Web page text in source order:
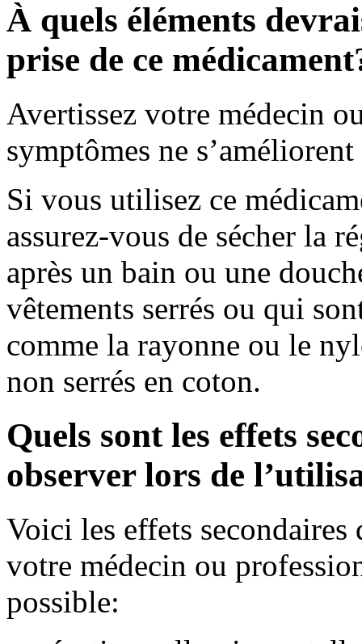
À quels éléments
prise de ce
Avertissez votre médecin
symptômes ne
Si vous utilisez ce
assurez-vous de sécher la
après un bain ou une
vêtements serrés ou qui
comme la rayonne ou le
non serrés en coton.
Quels sont les effets
observer lors de
Voici les effets
votre médecin ou
possible: